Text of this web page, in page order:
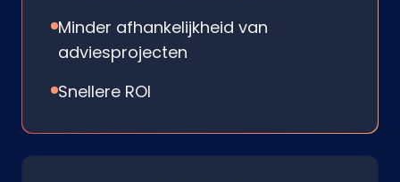
Minder afhankelijkheid van
adviesprojecten
Snellere ROI